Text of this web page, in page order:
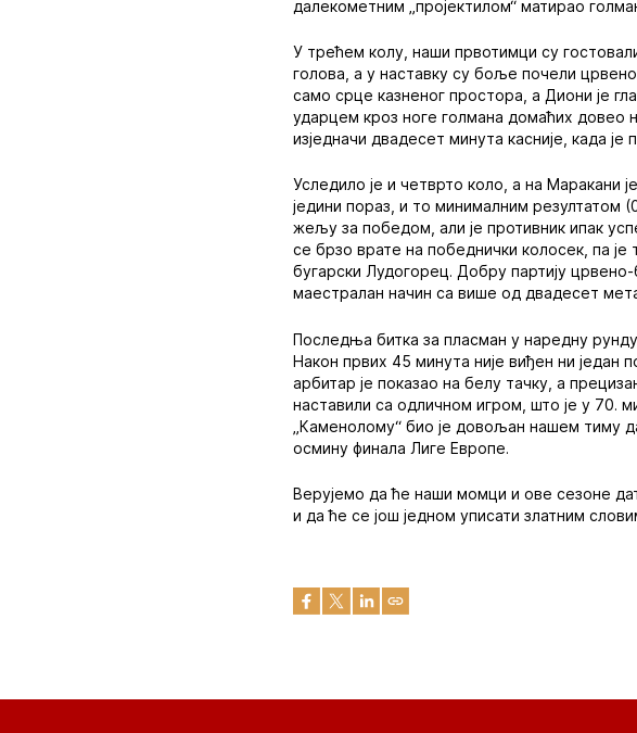
далекометним „пројектилом“ матирао
У трећем колу, наши првотимци су
голова, а у наставку су боље почели
само срце казненог простора, а Диони је
ударцем кроз ноге голмана домаћих довео
изједначи двадесет минута касније, када
Уследило је и четврто коло, а на Маракани
једини пораз, и то минималним резултатом
жељу за победом, али је противник ипак
се брзо врате на победнички колосек, па је
бугарски Лудогорец. Добру партију
маестралан начин са више од двадесет
Последња битка за пласман у наредну
Након првих 45 минута није виђен ни један
арбитар је показао на белу тачку, а
наставили са одличном игром, што је у 70.
„Каменолому“ био је довољан нашем тиму
осмину финала Лиге Европе.
Верујемо да ће наши момци и ове сезоне
и да ће се још једном уписати златним